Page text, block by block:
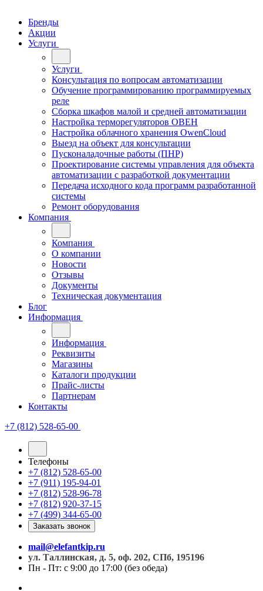
Бренды
Акции
Услуги
Услуги
Консультация по вопросам автоматизации
Обучение программированию программируемых
реле
Сборка шкафов малой и средней автоматизации
Настройка терморегуляторов ОВЕН
Настройка облачного хранения OwenCloud
Выезд на объект для консультации
Пусконаладочные работы (ПНР)
Проектирование системы управления для объекта
автоматизации с разработкой документации
Передача исходного кода программ разработанной
системы
Ремонт оборудования
Компания
Компания
О компании
Новости
Отзывы
Документы
Техническая документация
Блог
Информация
Информация
Реквизиты
Магазины
Каталоги продукции
Прайс-листы
Партнерам
Контакты
+7 (812) 528-65-00
Телефоны
+7 (812) 528-65-00
+7 (911) 195-94-01
+7 (812) 528-96-78
+7 (812) 920-37-15
+7 (499) 344-65-00
Заказать звонок
mail@elefantkip.ru
ул. Таллинская, д. 5, оф. 202, СПб, 195196
Пн - Пт: с 9:00 до 17:00 (без обеда)